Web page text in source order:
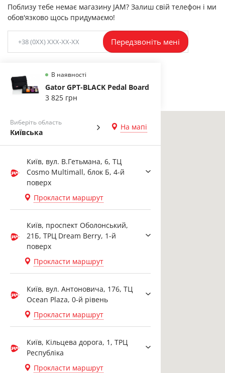
Поблизу тебе немає магазину JAM? Залиш свій телефон і ми
обов'язково щось придумаємо!
В наявності
Gator GPT-BLACK Pedal Board
3 825 грн
Виберіть область
Київська
На мапі
Київ, вул. В.Гетьмана, 6, ТЦ
Cosmo Multimall, блок Б, 4-й
поверх
Прокласти маршрут
Київ, проспект Оболонський,
21Б, ТРЦ Dream Berry, 1-й
поверх
Прокласти маршрут
Київ, вул. Антоновича, 176, ТЦ
Ocean Plaza, 0-й рівень
Прокласти маршрут
Київ, Кільцева дорога, 1, ТРЦ
Республіка
Прокласти маршрут
Передзвоніть мені